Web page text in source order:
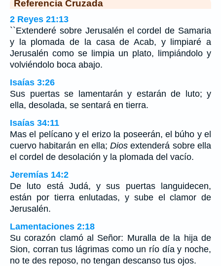
Referencia Cruzada
2 Reyes 21:13
``Extenderé sobre Jerusalén el cordel de Samaria
y la plomada de la casa de Acab, y limpiaré a
Jerusalén como se limpia un plato, limpiándolo y
volviéndolo boca abajo.
Isaías 3:26
Sus puertas se lamentarán y estarán de luto; y
ella, desolada, se sentará en tierra.
Isaías 34:11
Mas el pelícano y el erizo la poseerán, el búho y el
cuervo habitarán en ella;Dios extenderá sobre ella
el cordel de desolación y la plomada del vacío.
Jeremías 14:2
De luto está Judá, y sus puertas languidecen,
están por tierra enlutadas, y sube el clamor de
Jerusalén.
Lamentaciones 2:18
Su corazón clamó al Señor: Muralla de la hija de
Sion, corran tus lágrimas como un río día y noche,
no te des reposo, no tengan descanso tus ojos.